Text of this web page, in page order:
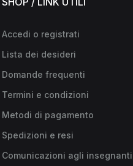
Accedi o registrati
Lista dei desideri
Domande frequenti
Termini e condizioni
Metodi di pagamento
Spedizioni e resi
Comunicazioni agli insegnanti